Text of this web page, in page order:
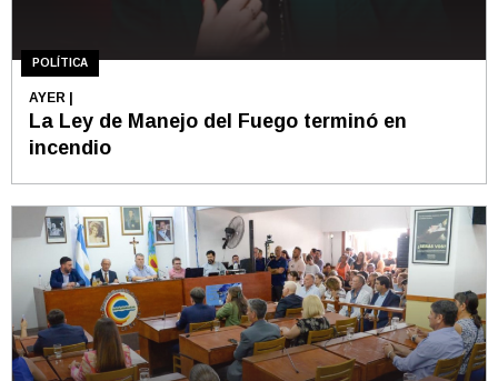
POLÍTICA
AYER |
La Ley de Manejo del Fuego terminó en
incendio